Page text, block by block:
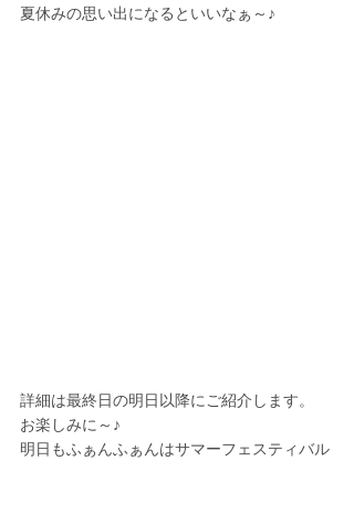
夏休みの思い出になるといいなぁ～♪
詳細は最終日の明日以降にご紹介します。
お楽しみに～♪
明日もふぁんふぁんはサマーフェスティバル